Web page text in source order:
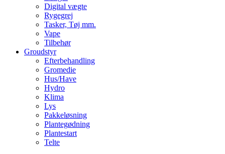
Digital vægte
Rygegrej
Tasker, Tøj mm.
Vape
Tilbehør
Groudstyr
Efterbehandling
Gromedie
Hus/Have
Hydro
Klima
Lys
Pakkeløsning
Plantegødning
Plantestart
Telte